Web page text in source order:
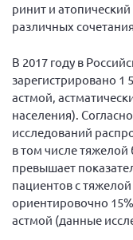
Вице-
Главный
Конференция
Конференция
Экспертный
Конференция
Конференция
Конференция
ринит и
различных
В 2017 году в
зарегистрировано 1
астмой,
населения).
исследований
в том числе
превышает
пациентов c
ориентировочно
астмой (данные